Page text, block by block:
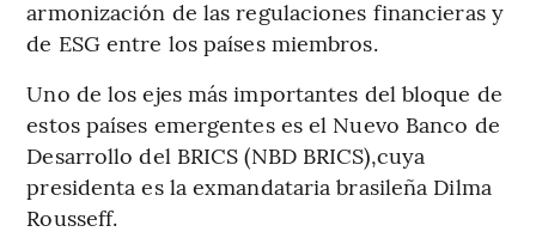
armonización de las regulaciones financieras y
de ESG entre los países miembros.
Uno de los ejes más importantes del bloque de
estos países emergentes es el Nuevo Banco de
Desarrollo del BRICS (NBD BRICS),cuya
presidenta es la exmandataria brasileña Dilma
Rousseff.